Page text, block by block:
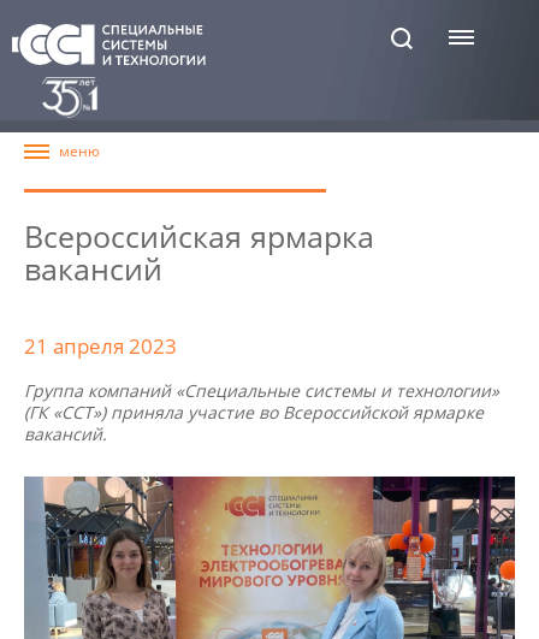
Всероссийская ярмарка
вакансий
21 апреля 2023
Группа компаний «Специальные системы и технологии»
(ГК «ССТ») приняла участие во Всероссийской ярмарке
вакансий.